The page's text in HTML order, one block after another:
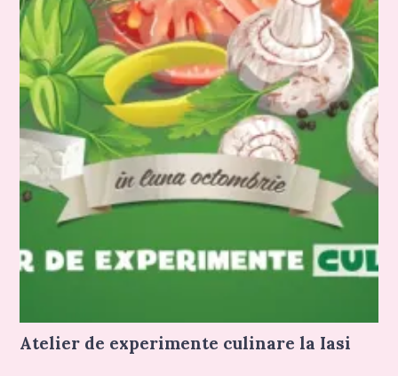
Atelier de experimente culinare la Iasi